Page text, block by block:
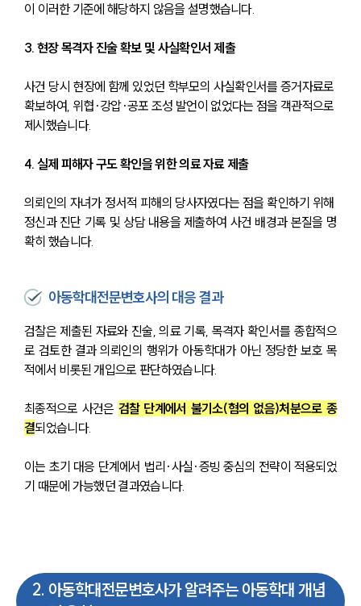
이 이러한 기준에 해당하지 않음을 설명했습니다.
3. 현장 목격자 진술 확보 및 사실확인서 제출
사건 당시 현장에 함께 있었던 학부모의 사실확인서를 증거자료로
확보하여, 위협·강압·공포 조성 발언이 없었다는 점을 객관적으로
제시했습니다.
4. 실제 피해자 구도 확인을 위한 의료 자료 제출
의뢰인의 자녀가 정서적 피해의 당사자였다는 점을 확인하기 위해
정신과 진단 기록 및 상담 내용을 제출하여 사건 배경과 본질을 명
확히 했습니다.
아동학대전문변호사의 대응 결과
검찰은 제출된 자료와 진술, 의료 기록, 목격자 확인서를 종합적으
로 검토한 결과 의뢰인의 행위가 아동학대가 아닌 정당한 보호 목
적에서 비롯된 개입으로 판단하였습니다.
최종적으로 사건은 검찰 단계에서 불기소(혐의 없음)처분으로 종
결되었습니다.
이는 초기 대응 단계에서 법리·사실·증빙 중심의 전략이 적용되었
기 때문에 가능했던 결과였습니다.
2. 아동학대전문변호사가 알려주는 아동학대 개념